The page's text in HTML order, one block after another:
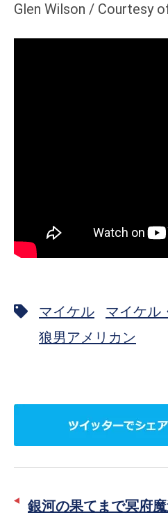
Glen Wilson / Courtesy
マイケル マイケル
狼男アメリカン
ー
銀河の果てまで冥府